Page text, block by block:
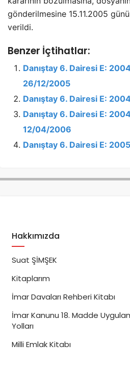
gönderilmesine 15.11.2005
verildi.
Benzer İçtihatlar:
Danıştay 6. Dairesi E:
26/12/2005
Danıştay 6. Dairesi E:
Danıştay 6. Dairesi E:
12/04/2006
Danıştay 6. Dairesi E:
Hakkımızda
Suat ŞİMŞEK
Kitaplarım
İmar Davaları Rehberi Kitabı
İmar Kanunu 18. Madde
Yolları
Milli Emlak Kitabı